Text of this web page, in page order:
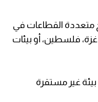
متعددة القطاعات في
فلسطين، أو بيئات
غير مستقرة